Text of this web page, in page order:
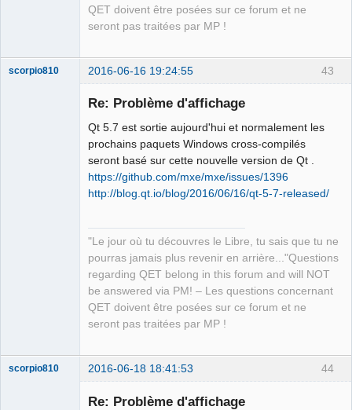
QET doivent être posées sur ce forum et ne
seront pas traitées par MP !
43
scorpio810 2016-06-16 19:24:55
Re: Problème d'affichage
Qt 5.7 est sortie aujourd'hui et normalement les
prochains paquets Windows cross-compilés
seront basé sur cette nouvelle version de Qt .
https://github.com/mxe/mxe/issues/1396
http://blog.qt.io/blog/2016/06/16/qt-5-7-released/
"Le jour où tu découvres le Libre, tu sais que tu ne
pourras jamais plus revenir en arrière..."Questions
regarding QET belong in this forum and will NOT
be answered via PM! – Les questions concernant
QET doivent être posées sur ce forum et ne
seront pas traitées par MP !
44
scorpio810 2016-06-18 18:41:53
Re: Problème d'affichage